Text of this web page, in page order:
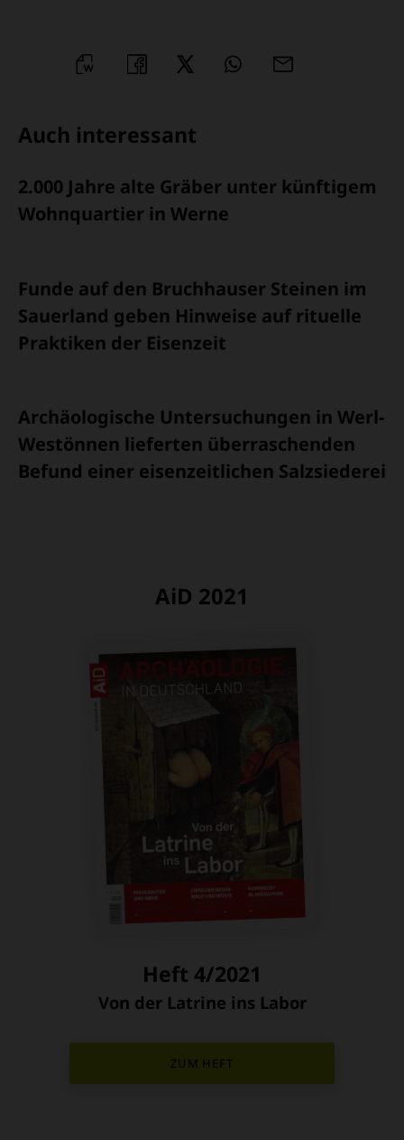
ÜBERSCHRIFT
INFOS
Auch interessant
2.000 Jahre alte Gräber unter künftigem
Wohnquartier in Werne
Funde auf den Bruchhauser Steinen im
Sauerland geben Hinweise auf rituelle
Praktiken der Eisenzeit
Archäologische Untersuchungen in Werl-
Westönnen lieferten überraschenden
Befund einer eisenzeitlichen Salzsiederei
AiD 2021
Heft 4/2021
:
Von der Latrine ins Labor
ZUM HEFT